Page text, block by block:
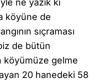
ne yazık ki
köyüne de
sıçraması
de bütün
köyümüze gelme
20 hanedeki 58